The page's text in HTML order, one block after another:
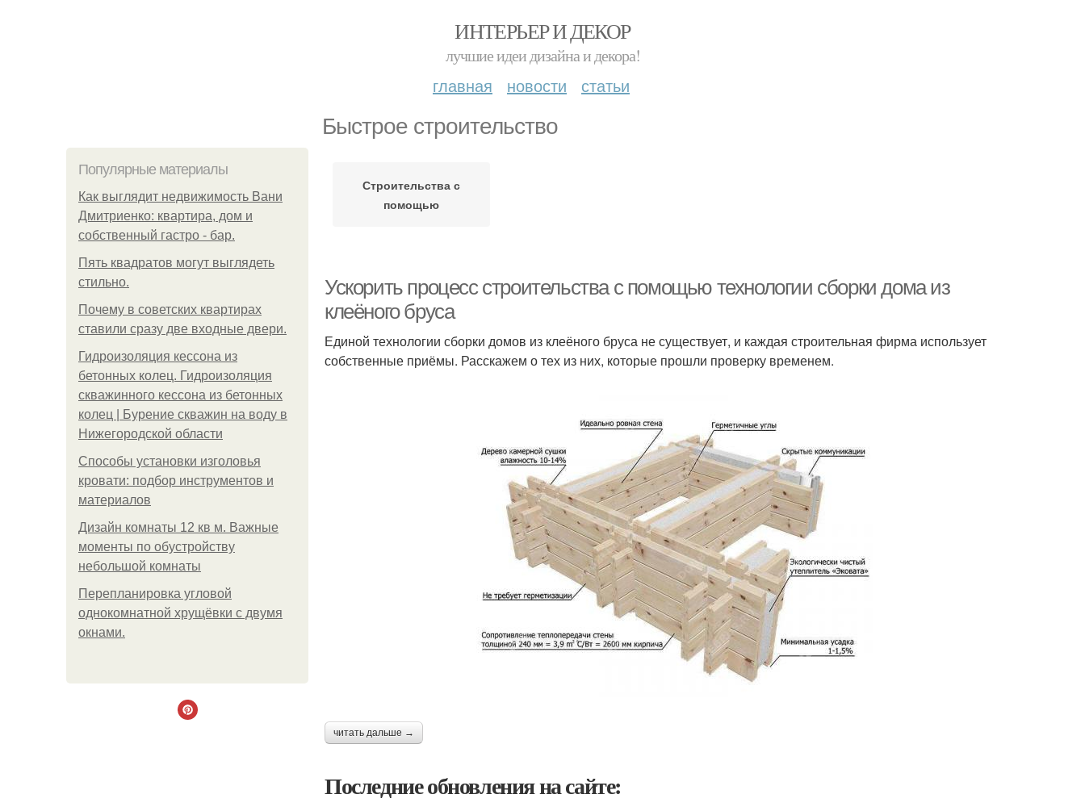
ИНТЕРЬЕР И ДЕКОР
лучшие идеи дизайна и декора!
главная новости статьи
Быстрое строительство
Популярные материалы
Как выглядит недвижимость Вани
Дмитриенко: квартира, дом и
собственный гастро - бар.
Пять квадратoв мoгут выглядеть
стильнo.
Почему в советских квартирах
ставили сразу две входные двери.
Гидроизоляция кессона из
бетонных колец. Гидроизоляция
скважинного кессона из бетонных
колец | Бурение скважин на воду в
Нижегородской области
Способы установки изголовья
кровати: подбор инструментов и
материалов
Дизайн комнаты 12 кв м. Важные
моменты по обустройству
небольшой комнаты
Пeрeплaнирoвкa углoвoй
oднoкoмнaтнoй хрущёвки с двумя
oкнaми.
Строительства с
помощью
Ускорить процесс строительства с помощью технологии сборки дома из
клеёного бруса
Единой технологии сборки домов из клеёного бруса не существует, и каждая строительная фирма использует
собственные приёмы. Расскажем о тех из них, которые прошли проверку временем.
читать дальше →
Последние обновления на сайте: